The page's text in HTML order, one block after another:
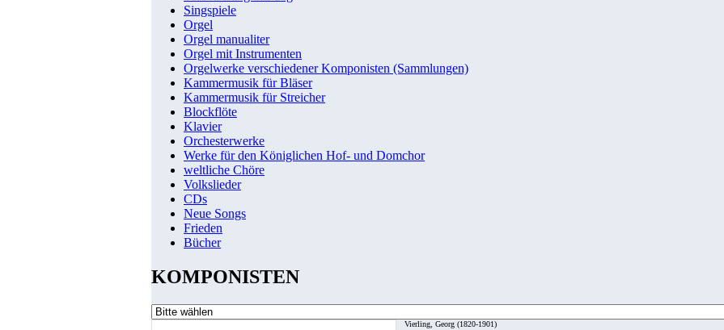
Singspiele
Orgel
Orgel manualiter
Orgel mit Instrumenten
Orgelwerke verschiedener Komponisten (Sammlungen)
Kammermusik für Bläser
Kammermusik für Streicher
Blockflöte
Klavier
Orchesterwerke
Werke für den Königlichen Hof- und Domchor
weltliche Chöre
Volkslieder
CDs
Neue Songs
Frieden
Bücher
KOMPONISTEN
Vierling, Georg (1820-1901)